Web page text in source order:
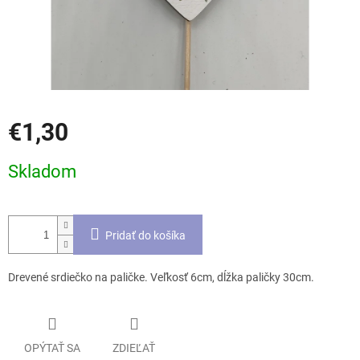
€1,30
cena:
Skladom
Pridať do košíka
Drevené srdiečko na paličke. Veľkosť 6cm, dĺžka paličky 30cm.
OPÝTAŤ SA ZDIEĽAŤ